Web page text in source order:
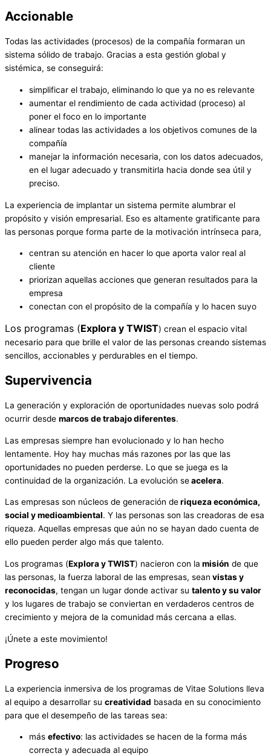
Accionable
Todas las actividades (procesos) de la compañía formaran un
sistema sólido de trabajo. Gracias a esta gestión global y
sistémica, se conseguirá:
simplificar el trabajo, eliminando lo que ya no es relevante
aumentar el rendimiento de cada actividad (proceso) al
poner el foco en lo importante
alinear todas las actividades a los objetivos comunes de la
compañía
manejar la información necesaria, con los datos adecuados,
en el lugar adecuado y transmitirla hacia donde sea útil y
preciso.
La experiencia de implantar un sistema permite alumbrar el
propósito y visión empresarial. Eso es altamente gratificante para
las personas porque forma parte de la motivación intrínseca para,
centran su atención en hacer lo que aporta valor real al
cliente
priorizan aquellas acciones que generan resultados para la
empresa
conectan con el propósito de la compañía y lo hacen suyo
Los programas (Explora y TWIST) crean el espacio vital
necesario para que brille el valor de las personas creando sistemas
sencillos, accionables y perdurables en el tiempo.
Supervivencia
La generación y exploración de oportunidades nuevas solo podrá
ocurrir desde marcos de trabajo diferentes.
Las empresas siempre han evolucionado y lo han hecho
lentamente. Hoy hay muchas más razones por las que las
oportunidades no pueden perderse. Lo que se juega es la
continuidad de la organización. La evolución seacelera.
Las empresas son núcleos de generación deriqueza económica,
social y medioambiental. Y las personas son las creadoras de esa
riqueza. Aquellas empresas que aún no se hayan dado cuenta de
ello pueden perder algo más que talento.
Los programas (Explora y TWIST) nacieron con la misión de que
las personas, la fuerza laboral de las empresas, sean vistas y
reconocidas, tengan un lugar donde activar su talento y su valor
y los lugares de trabajo se conviertan en verdaderos centros de
crecimiento y mejora de la comunidad más cercana a ellas.
¡Únete a este movimiento!
Progreso
La experiencia inmersiva de los programas de Vitae Solutions lleva
al equipo a desarrollar su creatividad basada en su conocimiento
para que el desempeño de las tareas sea:
más efectivo: las actividades se hacen de la forma más
correcta y adecuada al equipo